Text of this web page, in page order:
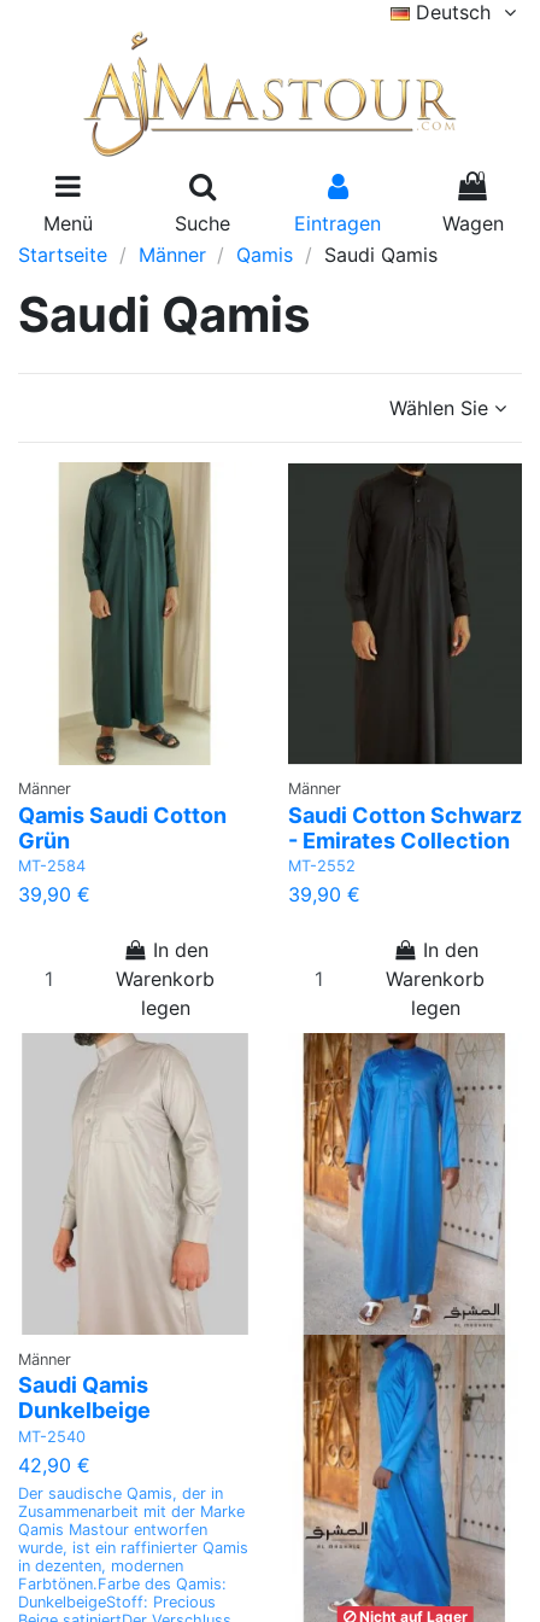
Deutsch
Menü Suche Eintragen
0
Wagen
Startseite
Männer Qamis Saudi Qamis
Saudi Qamis
Wählen Sie
Männer
Qamis Saudi Cotton
Grün
MT-2584
39,90 €
In den
Warenkorb
legen
Männer
Saudi Cotton Schwarz
- Emirates Collection
MT-2552
39,90 €
In den
Warenkorb
legen
Männer
Saudi Qamis
Dunkelbeige
MT-2540
42,90 €
Der saudische Qamis, der in
Zusammenarbeit mit der Marke
Qamis Mastour entworfen
wurde, ist ein raffinierter Qamis
in dezenten, modernen
Farbtönen.Farbe des Qamis:
DunkelbeigeStoff: Precious
Nicht auf Lager